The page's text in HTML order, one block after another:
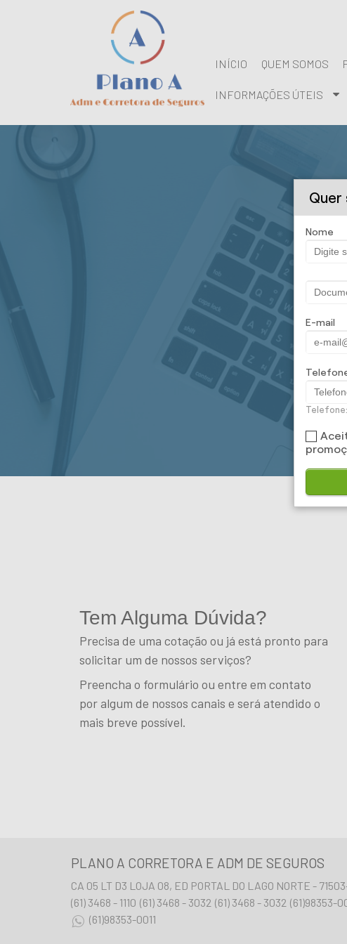
INÍCIO QUEM SOMOS
INFORMAÇÕES ÚTEIS
Tem Alguma Dúvida?
Precisa de uma cotação ou já está pronto para
solicitar um de nossos serviços?
Preencha o formulário ou entre em contato
por algum de nossos canais e será atendido o
mais breve possível.
PLANO A CORRETORA E ADM DE SEGUROS
CA 05 LT D3 LOJA 08, ED PORTAL DO LAGO NORTE -
(61) 3468 - 1110 (61) 3468 - 3032 (61) 3468 - 3032 (61)98353-
(61)98353-0011
Quer
Nome
E-mail
Telefone: